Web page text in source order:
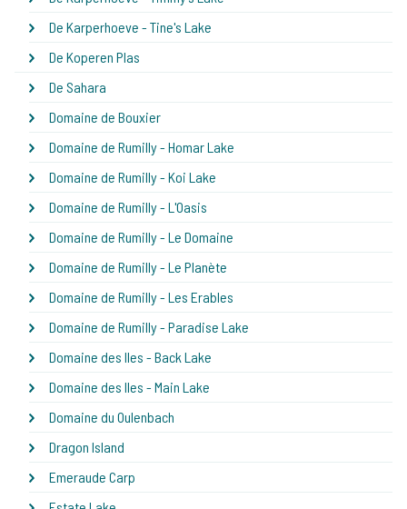
De Karperhoeve - Tine's Lake
De Koperen Plas
De Sahara
Domaine de Bouxier
Domaine de Rumilly - Homar Lake
Domaine de Rumilly - Koi Lake
Domaine de Rumilly - L'Oasis
Domaine de Rumilly - Le Domaine
Domaine de Rumilly - Le Planète
Domaine de Rumilly - Les Erables
Domaine de Rumilly - Paradise Lake
Domaine des Iles - Back Lake
Domaine des Iles - Main Lake
Domaine du Oulenbach
Dragon Island
Emeraude Carp